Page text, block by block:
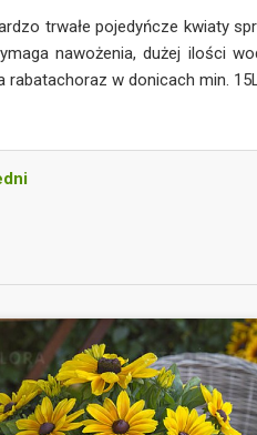
trwałe pojedyńcze kwiaty
nawożenia, dużej ilości
rabatachoraz w donicach min.